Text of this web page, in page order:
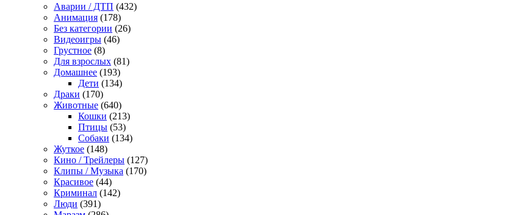
Аварии / ДТП (432)
Анимация (178)
Без категории (26)
Видеоигры (46)
Грустное (8)
Для взрослых (81)
Домашнее (193)
Дети (134)
Драки (170)
Животные (640)
Кошки (213)
Птицы (53)
Собаки (134)
Жуткое (148)
Кино / Трейлеры (127)
Клипы / Музыка (170)
Красивое (44)
Криминал (142)
Люди (391)